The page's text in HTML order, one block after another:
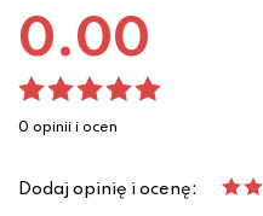
0.00
0 opinii i ocen
Dodaj opinię i ocenę: